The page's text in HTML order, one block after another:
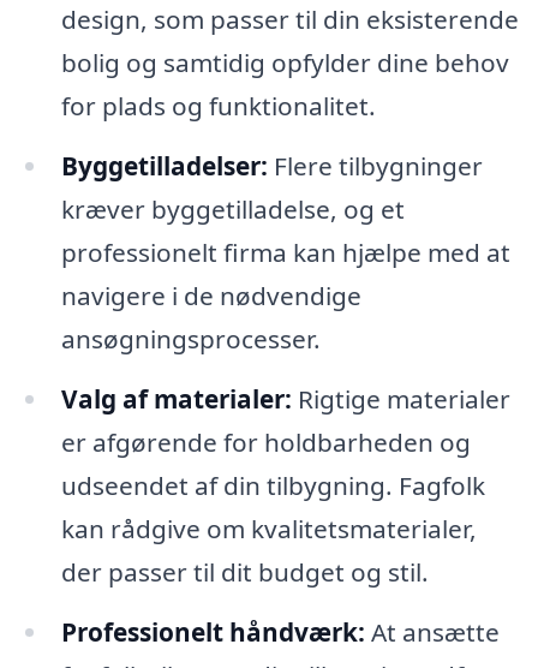
design, som passer til din eksisterende
bolig og samtidig opfylder dine behov
for plads og funktionalitet.
Byggetilladelser: Flere tilbygninger
kræver byggetilladelse, og et
professionelt firma kan hjælpe med at
navigere i de nødvendige
ansøgningsprocesser.
Valg af materialer: Rigtige materialer
er afgørende for holdbarheden og
udseendet af din tilbygning. Fagfolk
kan rådgive om kvalitetsmaterialer,
der passer til dit budget og stil.
Professionelt håndværk: At ansætte